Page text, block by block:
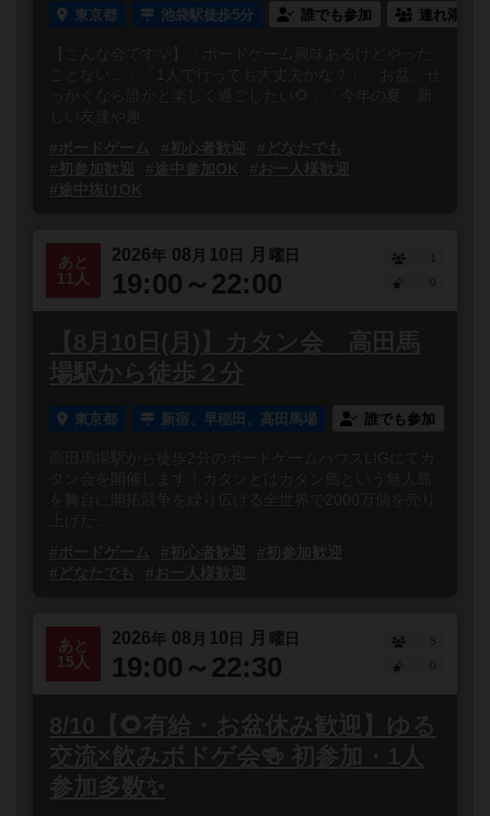
東京都 池袋駅徒歩5分 誰でも参加 連れ添い
【こんな会です💡】「ボードゲーム興味あるけどやった
ことない…」「1人で行っても大丈夫かな？」「お盆、せ
っかくなら誰かと楽しく過ごしたい🌻」「今年の夏、新
しい友達や趣...
#ボードゲーム
#初心者歓迎
#どなたでも
#初参加歓迎
#途中参加OK
#お一人様歓迎
#途中抜けOK
あと
11人
2026年 08 月 10 日 月 曜日
19:00～22:00
1
【8月10日(月)】カタン会 高田馬
場駅から徒歩２分
東京都 新宿、早稲田、高田馬場 誰でも参加
高田馬場駅から徒歩2分のボードゲームハウスLIGにてカ
タン会を開催します！カタンとはカタン島という無人島
を舞台に開拓競争を繰り広げる全世界で2000万個を売り
#ボードゲーム
#初心者歓迎
#初参加歓迎
#どなたでも
#お一人様歓迎
あと
15人
2026年 08 月 10 日 月 曜日
19:00～22:30
5
8/10【🌻有給・お盆休み歓迎】ゆる
交流×飲みボドゲ会🍻 初参加・1人
参加多数✨